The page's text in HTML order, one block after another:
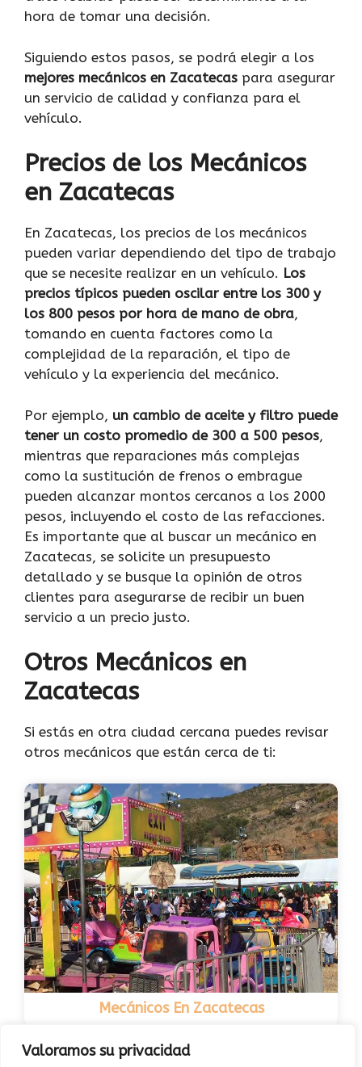
Valoramos su privacidad
hora de tomar una decisión.
Siguiendo estos pasos, se podrá elegir a los
mejores mecánicos en Zacatecas para asegurar
un servicio de calidad y confianza para el
vehículo.
Precios de los Mecánicos
en Zacatecas
En Zacatecas, los precios de los mecánicos
pueden variar dependiendo del tipo de trabajo
que se necesite realizar en un vehículo. Los
precios típicos pueden oscilar entre los 300 y
los 800 pesos por hora de mano de obra,
tomando en cuenta factores como la
complejidad de la reparación, el tipo de
vehículo y la experiencia del mecánico.
Por ejemplo, un cambio de aceite y filtro puede
tener un costo promedio de 300 a 500 pesos,
mientras que reparaciones más complejas
como la sustitución de frenos o embrague
pueden alcanzar montos cercanos a los 2000
pesos, incluyendo el costo de las refacciones.
Es importante que al buscar un mecánico en
Zacatecas, se solicite un presupuesto
detallado y se busque la opinión de otros
clientes para asegurarse de recibir un buen
servicio a un precio justo.
Otros Mecánicos en
Zacatecas
Si estás en otra ciudad cercana puedes revisar
otros mecánicos que están cerca de ti:
Mecánicos En Zacatecas